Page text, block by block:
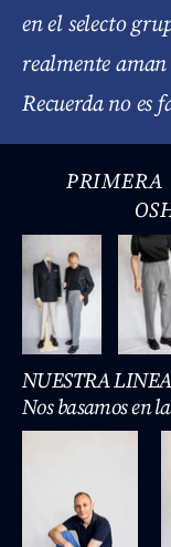
en el selecto
realmente aman
Recuerda no es
PRIMERA
NUESTRA
Nos basamos en